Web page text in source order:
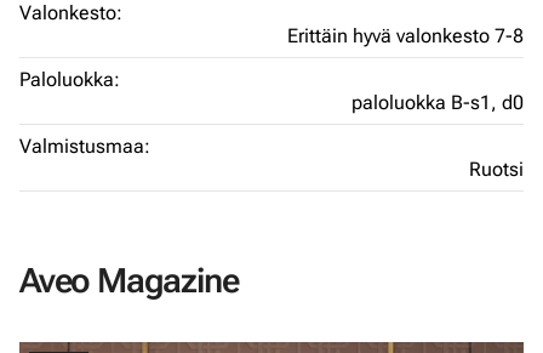
Valonkesto:
Erittäin hyvä valonkesto 7-8
Paloluokka:
paloluokka B-s1, d0
Valmistusmaa:
Ruotsi
Aveo Magazine